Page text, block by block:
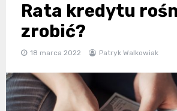
Rata kredytu
zrobić?
18 marca 2022 Patryk Walkowiak